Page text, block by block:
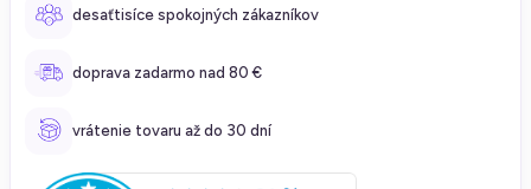
desaťtisíce spokojných zákazníkov
doprava zadarmo nad 80 €
vrátenie tovaru až do 30 dní